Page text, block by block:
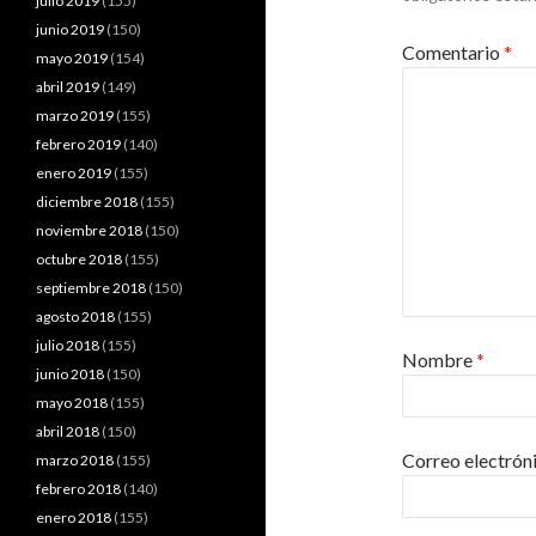
Comentario *
Nombre*
Correo
junio 2019 (150)
mayo 2019 (154)
abril 2019 (149)
marzo 2019 (155)
febrero 2019 (140)
enero 2019 (155)
diciembre 2018 (155)
noviembre 2018 (150)
octubre 2018 (155)
septiembre 2018 (150)
agosto 2018 (155)
julio 2018 (155)
junio 2018 (150)
mayo 2018 (155)
abril 2018 (150)
marzo 2018 (155)
febrero 2018 (140)
enero 2018 (155)